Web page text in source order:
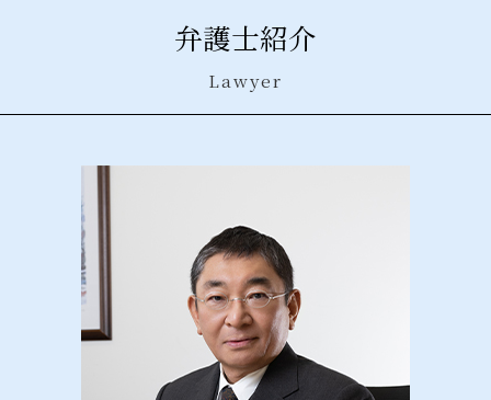
特定遊興飲食店営業 許可
廃棄物処理 委託契約書
産業廃棄物 処理方法
産業廃棄物 収集運搬
産業廃棄物 収集運搬業 許可申請
吸収合併 メリット
会社分割 手続き
会社 分割
株式交換 株式移転
株式交換 とは
債権回収 弁護士法
債権回収 時効
債権回収 破産
支払督促 異議申し立てされたら
債権回収 良い方法
債権回収 流れ
債権回収 対応
債権回収 弁護士
債権回収 訴え
産業廃棄物処理法 群馬県 相談
企業法務 新宿区 弁護士
債権回収 新宿区 弁護士
債権回収 新宿区 相談
債権回収 群馬県 弁護士
企業法務 埼玉県 相談
風営法 埼玉県 相談
債権回収 神奈川県 弁護士
産業廃棄物処理法 港区 弁護士
産業廃棄物処理法 千葉県 相談
風営法 千葉県 相談
弁護士紹介
Lawyer